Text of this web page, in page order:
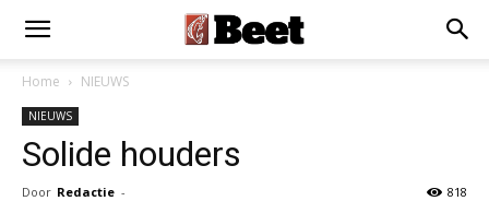
Home NIEUWS
NIEUWS
Solide houders
Door Redactie - 818
Installeren